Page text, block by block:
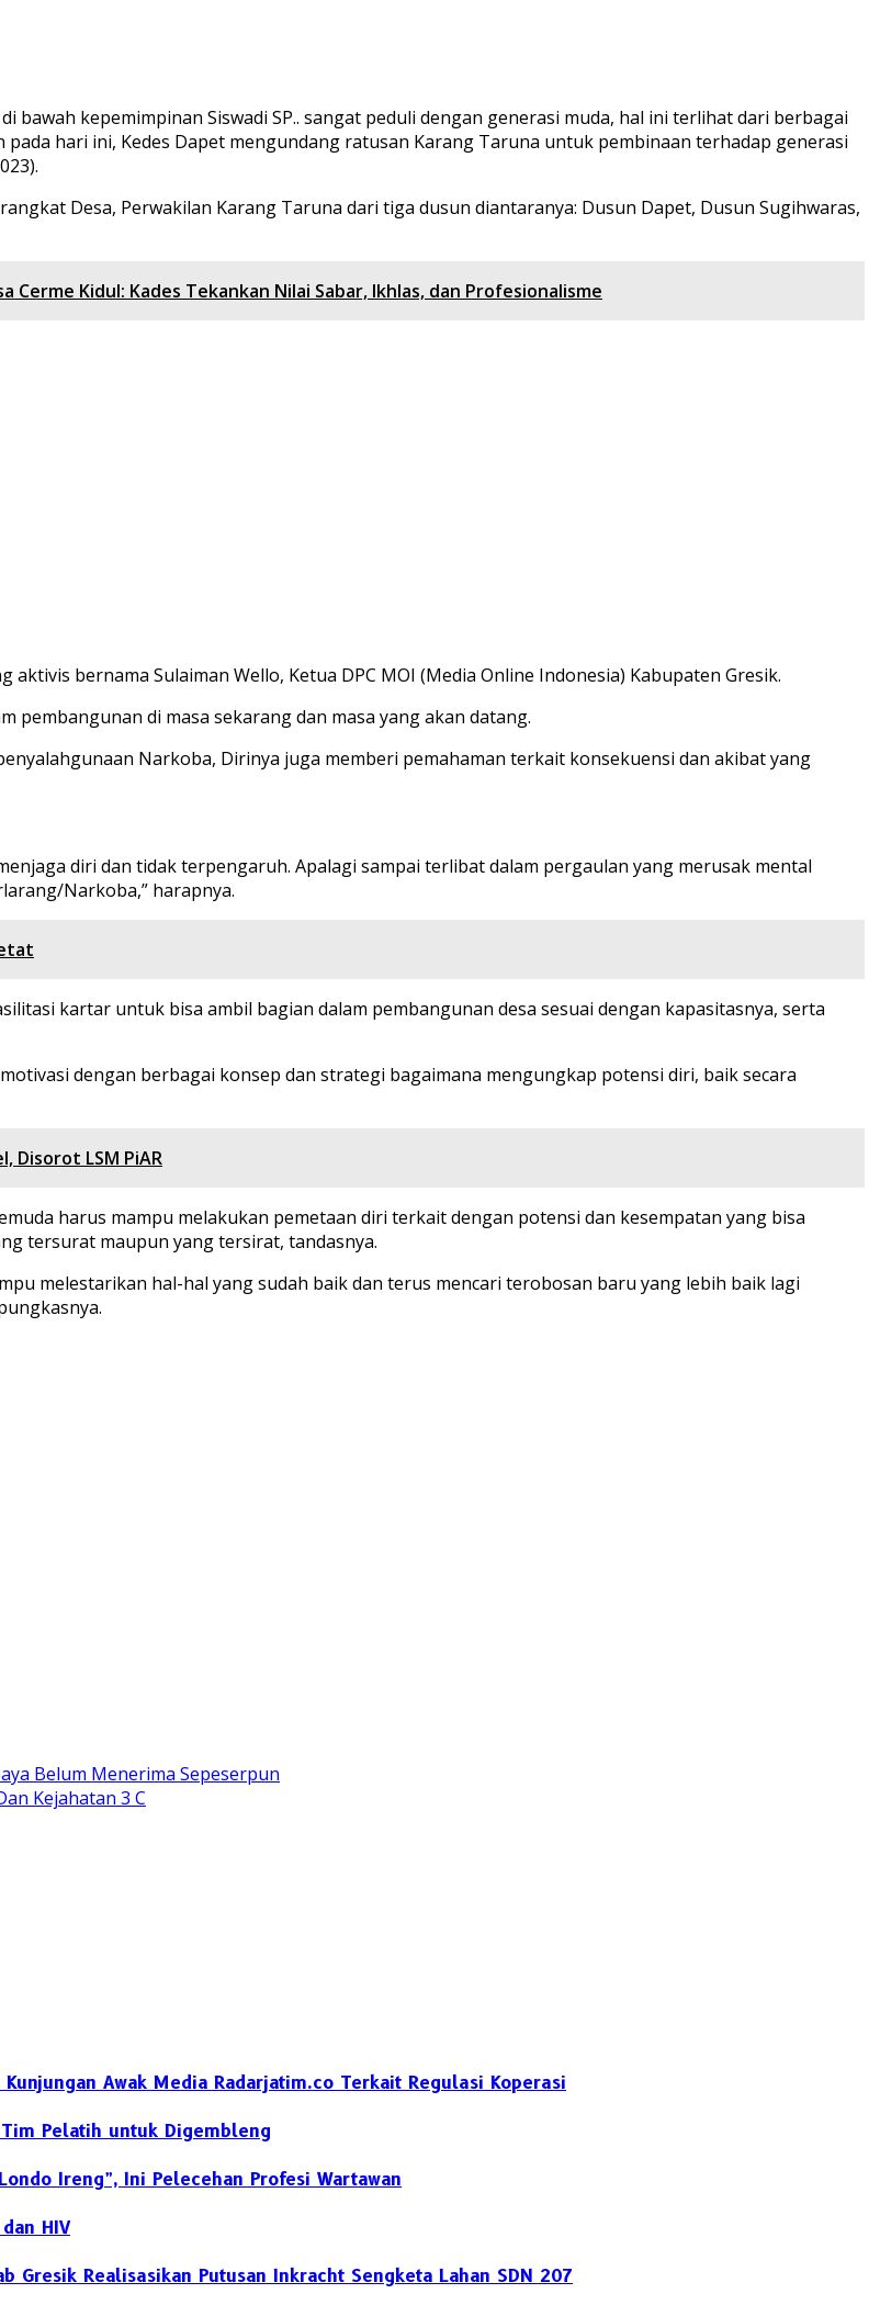
bawah kepemimpinan Siswadi SP.. sangat peduli dengan generasi muda, hal ini terlihat dari berbagai
hari ini, Kedes Dapet mengundang ratusan Karang Taruna untuk pembinaan terhadap generasi
Desa, Perwakilan Karang Taruna dari tiga dusun diantaranya: Dusun Dapet, Dusun Sugihwaras,
Cerme Kidul: Kades Tekankan Nilai Sabar, Ikhlas, dan Profesionalisme
bernama Sulaiman Wello, Ketua DPC MOI (Media Online Indonesia) Kabupaten Gresik.
pembangunan di masa sekarang dan masa yang akan datang.
Narkoba, Dirinya juga memberi pemahaman terkait konsekuensi dan akibat yang
diri dan tidak terpengaruh. Apalagi sampai terlibat dalam pergaulan yang merusak mental
Narkoba,” harapnya.
kartar untuk bisa ambil bagian dalam pembangunan desa sesuai dengan kapasitasnya, serta
dengan berbagai konsep dan strategi bagaimana mengungkap potensi diri, baik secara
Disorot LSM PiAR
harus mampu melakukan pemetaan diri terkait dengan potensi dan kesempatan yang bisa
tersurat maupun yang tersirat, tandasnya.
melestarikan hal-hal yang sudah baik dan terus mencari terobosan baru yang lebih baik lagi
Belum Menerima Sepeserpun
Kejahatan 3 C
Awak Media Radarjatim.co Terkait Regulasi Koperasi
Pelatih untuk Digembleng
Ireng”, Ini Pelecehan Profesi Wartawan
HIV
Gresik Realisasikan Putusan Inkracht Sengketa Lahan SDN 207